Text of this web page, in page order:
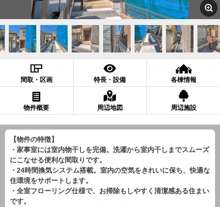
間取・区画 特長・設備 各棟情報
物件概要 周辺地図 周辺施設
【物件の特徴】
・家事室には室内物干しを完備。洗濯から室内干しまでスムーズ
にこなせる便利な間取りです。
・24時間換気システム搭載。室内の空気をきれいに保ち、快適な
住環境をサポートします。
・全室フローリング仕様で、お掃除もしやすく清潔感ある住まい
です。